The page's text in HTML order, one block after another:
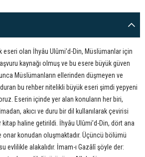
eseri olan İhyâu Ulûmi’d-Din, Müslümanlar için
kaynağı olmuş ve bu esere büyük güven
Müslümanların ellerinden düşmeyen ve
bu rehber nitelikli büyük eseri şimdi yepyeni
Eserin içinde yer alan konuların her biri,
akıcı ve duru bir dil kullanılarak çevirisi
kitap haline getirildi. İhyâu Ulûmi’d-Din, dört ana
konudan oluşmaktadır. Üçüncü bölümü
evlilikle alakalıdır. İmam-ı Gazâlî şöyle der: